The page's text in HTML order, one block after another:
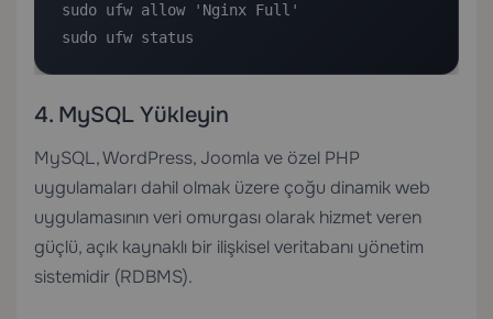
sudo ufw allow 'Nginx Full'
sudo ufw status
4. MySQL Yükleyin
MySQL, WordPress, Joomla ve özel PHP
uygulamaları dahil olmak üzere çoğu dinamik web
uygulamasının veri omurgası olarak hizmet veren
güçlü, açık kaynaklı bir ilişkisel veritabanı yönetim
sistemidir (RDBMS).